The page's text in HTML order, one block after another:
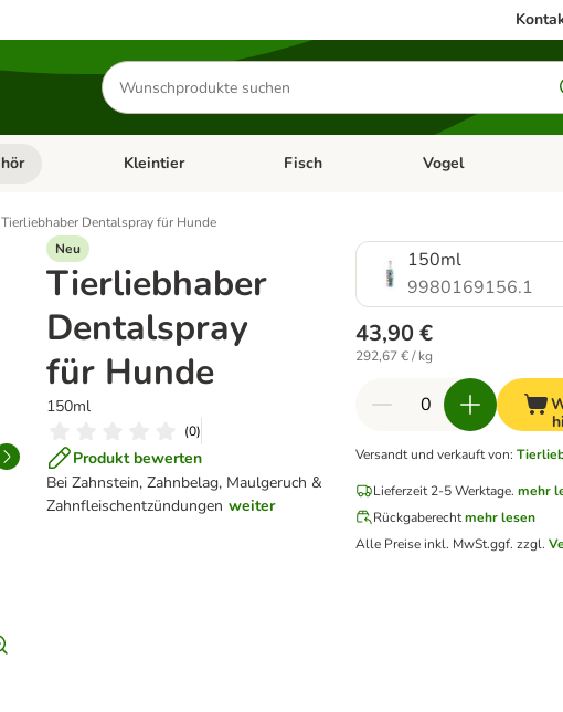
Produkte
suchen
Katzenfutter & ZubehörKategorie-Menü öffnen: Hundefutter & Zubehör
Kleintier Kategorie-Menü öffnen: Kleintier
Fisch Kategorie-Menü
Vogel
Tierliebhaber Dentalspray für Hunde
Neu
Tierliebhaber
Dentalspray
für Hunde
150ml
(0)
Produkt bewerten
Bei Zahnstein, Zahnbelag, Maulgeruch &
Zahnfleischentzündungen weiter
150ml
9980169156.1
43,90 €
292,67 € / kg
Versandt und verkauft von:
Lieferzeit 2-5 Werktage. mehr
Rückgaberechtmehr lesen
Alle Preise inkl. MwSt.ggf. zzgl.